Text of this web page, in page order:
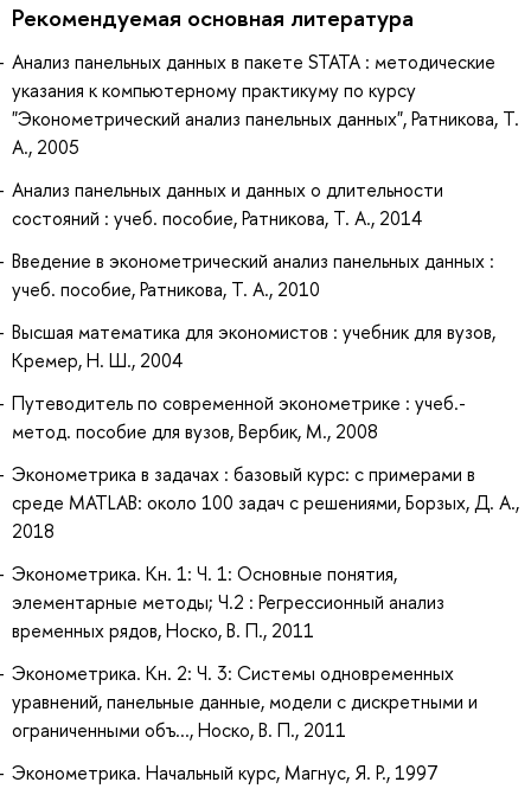
Рекомендуемая основная литература
Анализ панельных данных в пакете STATA : методические
указания к компьютерному практикуму по курсу
"Эконометрический анализ панельных данных", Ратникова, Т.
А., 2005
Анализ панельных данных и данных о длительности
состояний : учеб. пособие, Ратникова, Т. А., 2014
Введение в эконометрический анализ панельных данных :
учеб. пособие, Ратникова, Т. А., 2010
Высшая математика для экономистов : учебник для вузов,
Кремер, Н. Ш., 2004
Путеводитель по современной эконометрике : учеб.-
метод. пособие для вузов, Вербик, М., 2008
Эконометрика в задачах : базовый курс: с примерами в
среде MATLAB: около 100 задач с решениями, Борзых, Д. А.,
2018
Эконометрика. Кн. 1: Ч. 1: Основные понятия,
элементарные методы; Ч.2 : Регрессионный анализ
временных рядов, Носко, В. П., 2011
Эконометрика. Кн. 2: Ч. 3: Системы одновременных
уравнений, панельные данные, модели с дискретными и
ограниченными объ..., Носко, В. П., 2011
Эконометрика. Начальный курс, Магнус, Я. Р., 1997